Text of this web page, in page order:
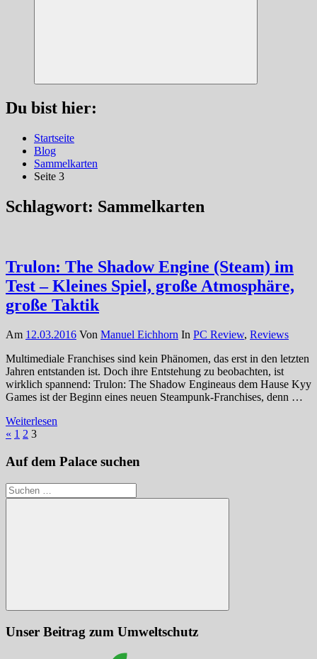
Suchen
Du bist hier:
Startseite
Blog
Sammelkarten
Seite 3
Schlagwort: Sammelkarten
Trulon: The Shadow Engine (Steam) im
Test – Kleines Spiel, große Atmosphäre,
große Taktik
Am 12.03.2016 Von Manuel Eichhorn In PC Review, Reviews
Multimediale Franchises sind kein Phänomen, das erst in den letzten
Jahren entstanden ist. Doch ihre Entstehung zu beobachten, ist
wirklich spannend: Trulon: The Shadow Engineaus dem Hause Kyy
Games ist der Beginn eines neuen Steampunk-Franchises, denn …
Weiterlesen
Seitennummerierung
der
« Vorherige
1 2 3
Auf dem Palace suchen
Suchen
nach:
Suchen
Unser Beitrag zum Umweltschutz